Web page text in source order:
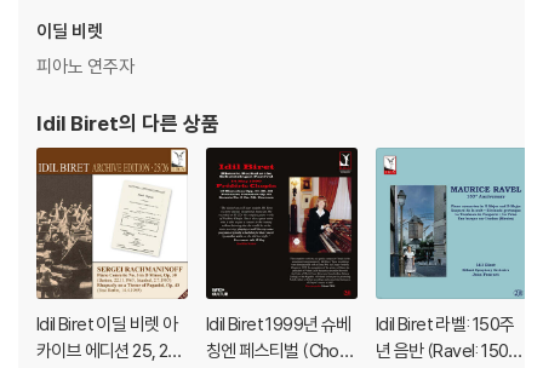
이딜 비렛
피아노 연주자
Idil Biret의 다른 상품
Idil Biret 이딜 비렛 아
카이브 에디션 25, 26
Idil Biret 1999년 슈베
칭엔 페스티벌 (Chopi
Idil Biret 라벨: 150주
년 음반 (Ravel: 150th